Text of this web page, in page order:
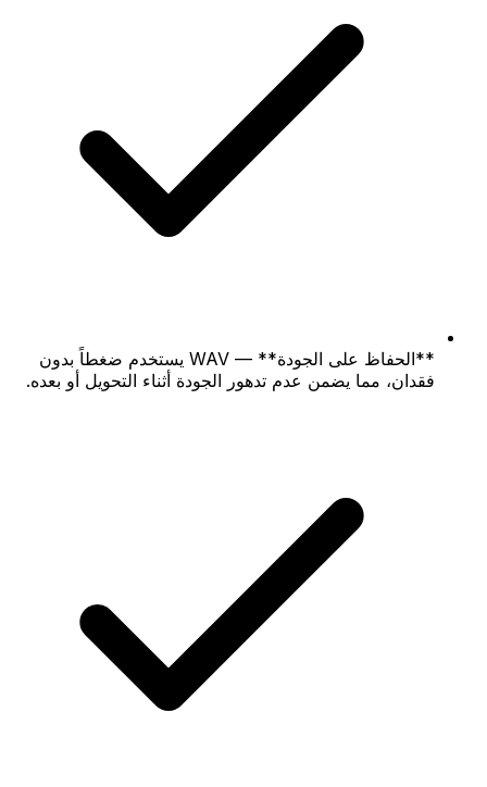
**الحفاظ على الجودة** — WAV يستخدم ضغطاً بدون
فقدان، مما يضمن عدم تدهور الجودة أثناء التحويل أو بعده.